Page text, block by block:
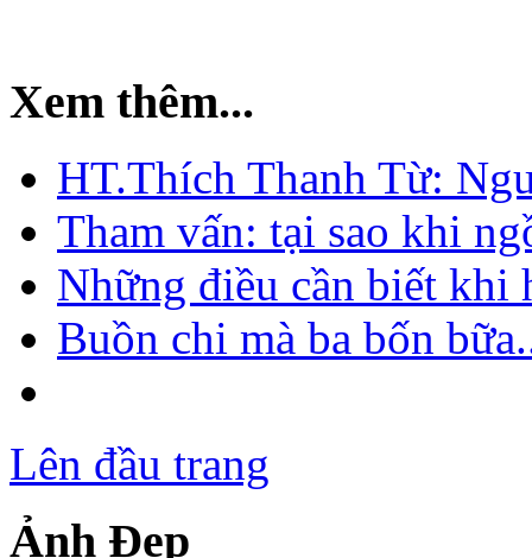
Xem thêm...
HT.Thích Thanh Từ:
Tham vấn: tại sao khi
Những điều cần biết khi
Buồn chi mà ba bốn
Lên đầu trang
Ảnh Đẹp